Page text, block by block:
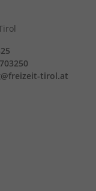
tirol.at